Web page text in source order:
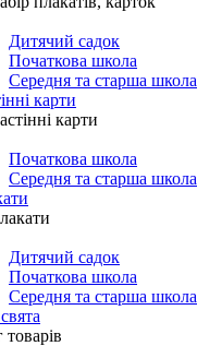
Дитячий садок
Початкова школа
Середня та старша школа
карти
карти
Початкова школа
Середня та старша школа
Дитячий садок
Початкова школа
Середня та старша школа
товарів